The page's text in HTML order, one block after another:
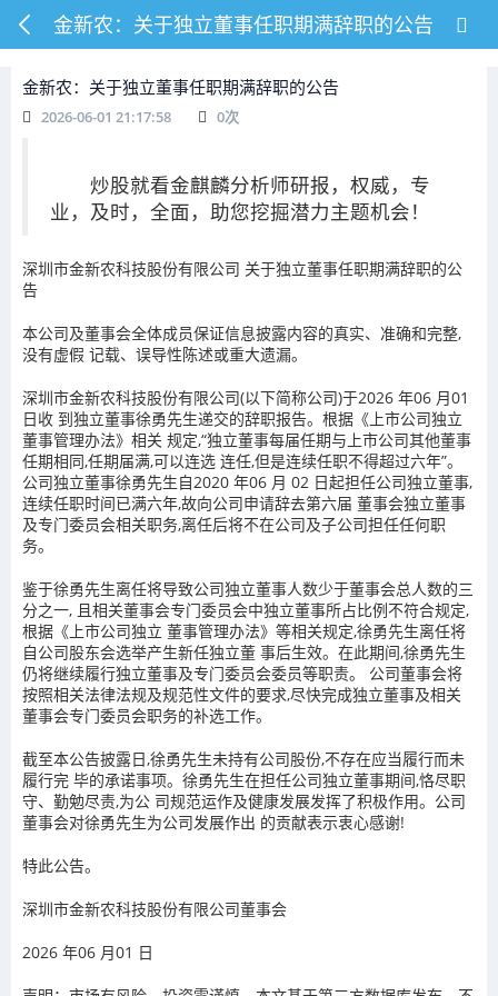
金新农：关于独立董事任职期满辞职的公告
金新农：关于独立董事任职期满辞职的公告
2026-06-01 21:17:58 0次
炒股就看金麒麟分析师研报，权威，专
业，及时，全面，助您挖掘潜力主题机会！
深圳市金新农科技股份有限公司 关于独立董事任职期满辞职的公
告
本公司及董事会全体成员保证信息披露内容的真实、准确和完整,
没有虚假 记载、误导性陈述或重大遗漏。
深圳市金新农科技股份有限公司(以下简称公司)于2026 年06 月01
日收 到独立董事徐勇先生递交的辞职报告。根据《上市公司独立
董事管理办法》相关 规定,“独立董事每届任期与上市公司其他董事
任期相同,任期届满,可以连选 连任,但是连续任职不得超过六年”。
公司独立董事徐勇先生自2020 年06 月 02 日起担任公司独立董事,
连续任职时间已满六年,故向公司申请辞去第六届 董事会独立董事
及专门委员会相关职务,离任后将不在公司及子公司担任任何职
务。
鉴于徐勇先生离任将导致公司独立董事人数少于董事会总人数的三
分之一, 且相关董事会专门委员会中独立董事所占比例不符合规定,
根据《上市公司独立 董事管理办法》等相关规定,徐勇先生离任将
自公司股东会选举产生新任独立董 事后生效。在此期间,徐勇先生
仍将继续履行独立董事及专门委员会委员等职责。 公司董事会将
按照相关法律法规及规范性文件的要求,尽快完成独立董事及相关
董事会专门委员会职务的补选工作。
截至本公告披露日,徐勇先生未持有公司股份,不存在应当履行而未
履行完 毕的承诺事项。徐勇先生在担任公司独立董事期间,恪尽职
守、勤勉尽责,为公 司规范运作及健康发展发挥了积极作用。公司
董事会对徐勇先生为公司发展作出 的贡献表示衷心感谢!
特此公告。
深圳市金新农科技股份有限公司董事会
2026 年06 月01 日